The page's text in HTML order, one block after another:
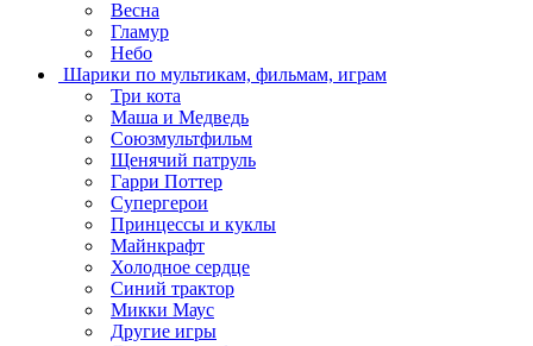
Весна
Гламур
Небо
Шарики по мультикам, фильмам, играм
Три кота
Маша и Медведь
Союзмультфильм
Щенячий патруль
Гарри Поттер
Супергерои
Принцессы и куклы
Майнкрафт
Холодное сердце
Синий трактор
Микки Маус
Другие игры